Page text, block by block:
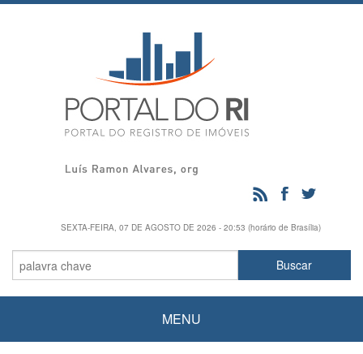
SEXTA-FEIRA, 07 DE AGOSTO DE 2026 - 20:53 (horário de Brasília)
MENU